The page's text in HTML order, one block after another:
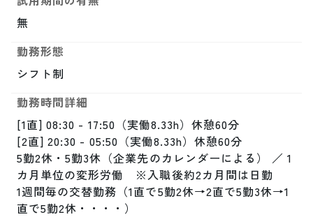
無
勤務形態
シフト制
勤務時間詳細
[1直] 08:30 - 17:50（実働8.33h）休憩60分
[2直] 20:30 - 05:50（実働8.33h）休憩60分
5勤2休・5勤3休（企業先のカレンダーによる） ／ 1
カ月単位の変形労働　※入職後約2カ月間は日勤
1週間毎の交替勤務（1直で5勤2休→2直で5勤3休→1
直で5勤2休・・・・）